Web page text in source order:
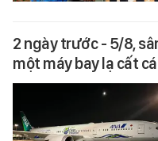
2 ngày trước - 5/8,
một máy bay lạ cất